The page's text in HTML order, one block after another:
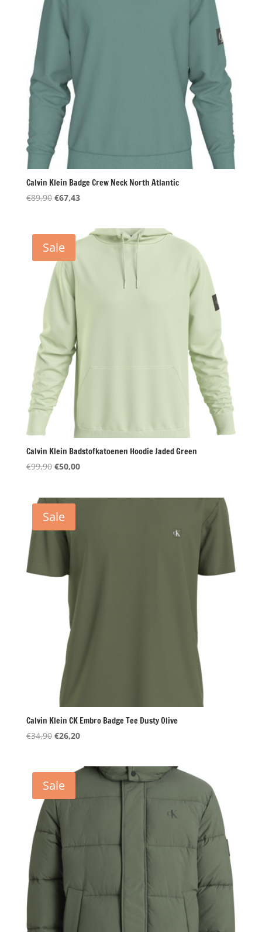
Calvin Klein Badge Crew Neck North Atlantic
€89,90 Oorspronkelijke
€89,90.
€67,43Huidige
€67,43.
Sale
Calvin Klein Badstofkatoenen Hoodie Jaded Green
€99,90 Oorspronkelijke
€99,90.
€50,00Huidige
Sale
Calvin Klein CK Embro Badge Tee Dusty Olive
€34,90 Oorspronkelijke
€34,90.
€26,20Huidige
€26,20.
Sale